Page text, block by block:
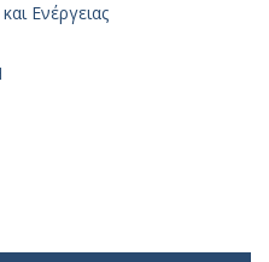
Ενέργειας